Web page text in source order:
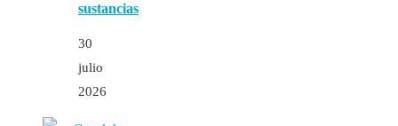
sustancias
30
julio
2026